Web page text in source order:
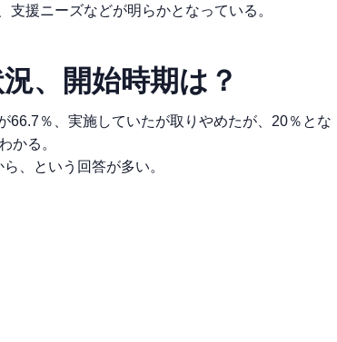
援ニーズなどが明らかとなっている。
、開始時期は？
％、実施していたが取りやめたが、20％とな
かる。
、という回答が多い。